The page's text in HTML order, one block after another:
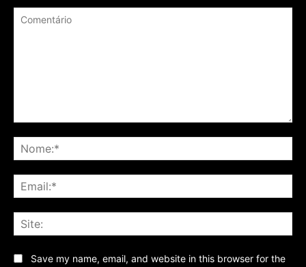
Save my name, email, and website in this browser for the